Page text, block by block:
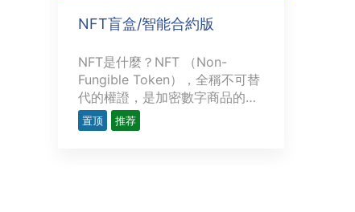
NFT盲盒/智能合約版
NFT是什麼？NFT （Non-
Fungible Token），全稱不可替
代的權證，是加密數字商品的底
層技術協議，是以區塊鏈技術為
底層，用來表示數字作品的唯一
置顶 推荐